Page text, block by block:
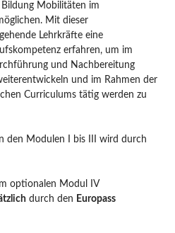
Mobilitäten im
Mit dieser
Lehrkräfte eine
erfahren, um im
und Nachbereitung
und im Rahmen der
Curriculums tätig werden zu
den Modulen I bis III wird durch
optionalen Modul IV
durch den Europass